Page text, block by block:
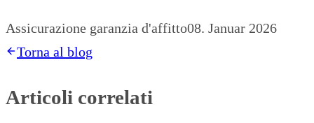
Assicurazione garanzia d'affitto08. Januar 2026
Torna al blog
Articoli correlati